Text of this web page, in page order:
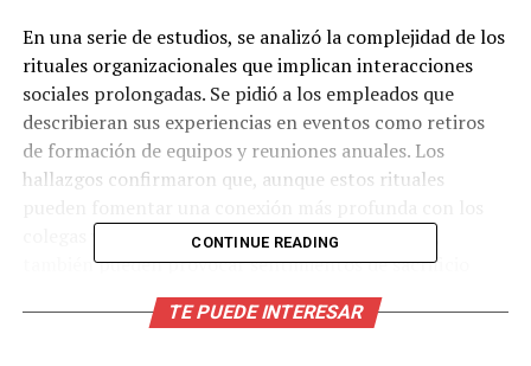
En una serie de estudios, se analizó la complejidad de los
rituales organizacionales que implican interacciones
sociales prolongadas. Se pidió a los empleados que
describieran sus experiencias en eventos como retiros
de formación de equipos y reuniones anuales. Los
hallazgos confirmaron que, aunque estos rituales
colegas y una percepción positiva de la empresa,
también pueden provocar sentimientos de sacrificio
personal y falta de autenticidad.
CONTINUE READING
TE PUEDE INTERESAR